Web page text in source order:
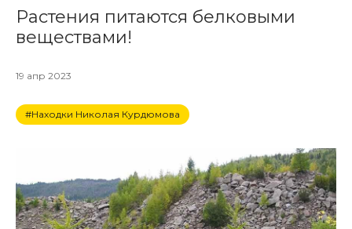
Растения питаются белковыми
веществами!
19 апр 2023
#Находки Николая Курдюмова